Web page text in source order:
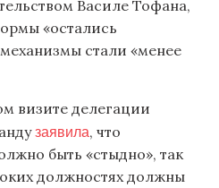
Василе Тофана,
«остались
стали «менее
визите делегации
заявила, что
быть «стыдно», так
должностях должны